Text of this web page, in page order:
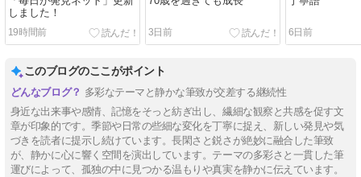
しました！
19時間前
3日前 6日前
このブログのここがポイント
多彩なテーマと静かな筆致が交差する継続性
身近な出来事や感情、記憶をそっと紡ぎ出し、繊細な観察と共感を促す文
章が印象的です。季節や日常の些細な変化を丁寧に捉え、新しい発見や気
づきを読者に提示し続けています。長閑さと鋭さが絶妙に融合した筆致
が、静かに心に響く空間を演出しています。テーマの多彩さと一貫した筆
運びによって、孤独の中に見つかる温もりや真実を静かに伝えています。